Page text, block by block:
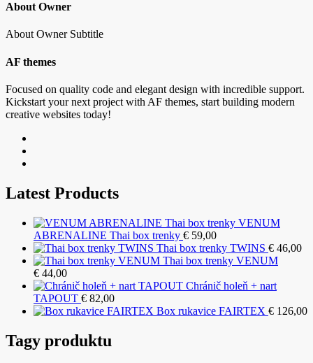
About Owner
About Owner Subtitle
AF themes
Focused on quality code and elegant design with incredible support.
Kickstart your next project with AF themes, start building modern
creative websites today!
Latest Products
VENUM
ABRENALINE Thai box trenky € 59,00
Thai box trenky TWINS € 46,00
Thai box trenky VENUM
€ 44,00
Chránič holeň + nart
TAPOUT € 82,00
Box rukavice FAIRTEX € 126,00
Tagy produktu